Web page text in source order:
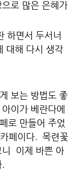
로 많은 은혜가
하면서 두서너
대해 다시 생각
보는 방법도 좋
이가 베란다에
로 만들어 주었
페이다. 목련꽃
니 이제 바쁜 아